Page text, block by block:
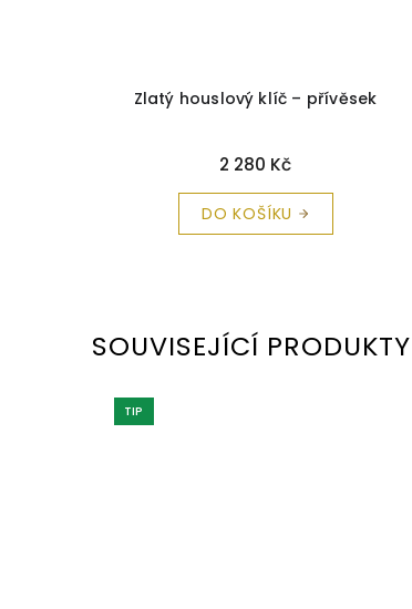
Zlatý houslový klíč – přívěsek
2 280 Kč
DO KOŠÍKU
SOUVISEJÍCÍ PRODUKTY
TIP